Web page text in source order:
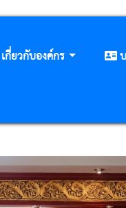
เกี่ยวกับองค์กร